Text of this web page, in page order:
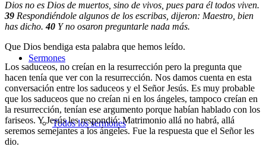
Sermones
Todos los sermones
Dios no es Dios de muertos, sino de vivos, pues para él todos viven.
39 Respondiéndole algunos de los escribas, dijeron: Maestro, bien
has dicho.40 Y no osaron preguntarle nada más.
Que Dios bendiga esta palabra que hemos leído.
Los saduceos, no creían en la resurrección pero la pregunta que
hacen tenía que ver con la resurrección. Nos damos cuenta en esta
conversación entre los saduceos y el Señor Jesús. Es muy probable
que los saduceos que no creían ni en los ángeles, tampoco creían en
la resurrección, tenían ese argumento porque habían hablado con los
fariseos. Y Jesús les respondió: Matrimonio allá no habrá, allá
seremos semejantes a los ángeles. Fue la respuesta que el Señor les
dio.